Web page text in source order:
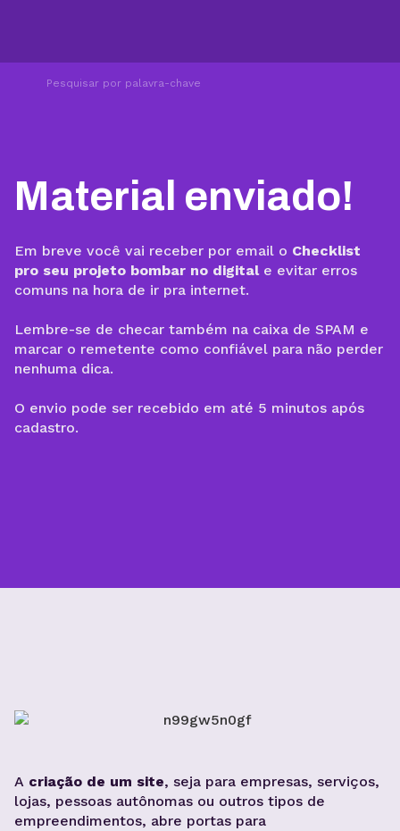
Material enviado!
Em breve você vai receber por email o Checklist
pro seu projeto bombar no digitale evitar erros
comuns na hora de ir pra internet.
Lembre-se de checar também na caixa de SPAM e
marcar o remetente como confiável para não perder
nenhuma dica.
O envio pode ser recebido em até 5 minutos após
cadastro.
A criação de um site, seja para empresas, serviços,
lojas, pessoas autônomas ou outros tipos de
empreendimentos, abre portas para